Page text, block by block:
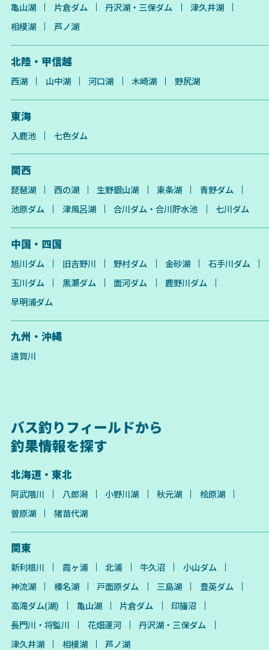
亀山湖
片倉ダム 丹沢湖・三保ダム
津久井湖
相模湖
芦ノ湖
北陸・甲信越
西湖 山中湖 河口湖 木崎湖 野尻湖
東海
入鹿池 七色ダム
関西
琵琶湖 西の湖 生野銀山湖 東条湖
青野ダム
池原ダム
津風呂湖 合川ダム・合川貯水池 七川ダム
中国・四国
旭川ダム 旧吉野川 野村ダム 金砂湖
石手川ダム
玉川ダム
黒瀬ダム 面河ダム
鹿野川ダム
早明浦ダム
九州・沖縄
遠賀川
バス釣りフィールドから
釣果情報を探す
北海道・東北
阿武隈川 八郎潟 小野川湖 秋元湖
桧原湖
曽原湖
猪苗代湖
関東
新利根川 霞ヶ浦 北浦 牛久沼
小山ダム
神流湖
榛名湖 戸面原ダム 三島湖
豊英ダム
高滝ダム(湖)
亀山湖 片倉ダム
印旛沼
長門川・将監川
花畑運河
丹沢湖・三保ダム
津久井湖
相模湖 芦ノ湖